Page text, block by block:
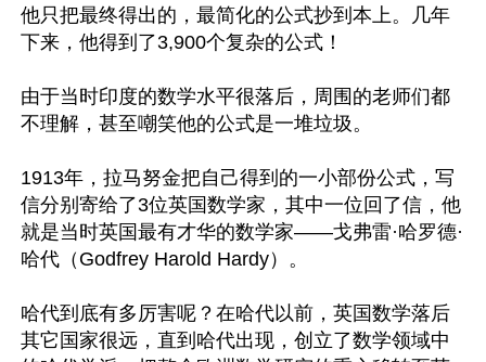
他只把最终得出的，最简化的公式抄到本上。几年
下来，他得到了3,900个复杂的公式！
由于当时印度的数学水平很落后，周围的老师们都
不理解，甚至嘲笑他的公式是一堆垃圾。
1913年，拉马努金把自己得到的一小部份公式，写
信分别寄给了3位英国数学家，其中一位回了信，他
就是当时英国最有才华的数学家——戈弗雷·哈罗德·
哈代（Godfrey Harold Hardy）。
哈代到底有多厉害呢？在哈代以前，英国数学落后
其它国家很远，直到哈代出现，创立了数学领域中